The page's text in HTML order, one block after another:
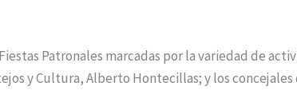
Patronales marcadas por la variedad de
y Cultura, Alberto Hontecillas; y los